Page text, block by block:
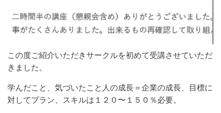
この度ご紹介いただきサークルを初めて受講させていただ
きました。
学んだこと、気づいたこと人の成長＝企業の成長、目標に
対してプラン、スキルは１２０〜１５０％必要。